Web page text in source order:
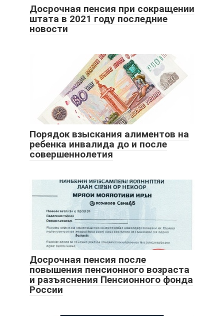
Досрочная пенсия при сокращении
штата в 2021 году последние
новости
Порядок взыскания алиментов на
ребенка инвалида до и после
совершеннолетия
Досрочная пенсия после
повышения пенсионного возраста
и разъяснения Пенсионного фонда
России